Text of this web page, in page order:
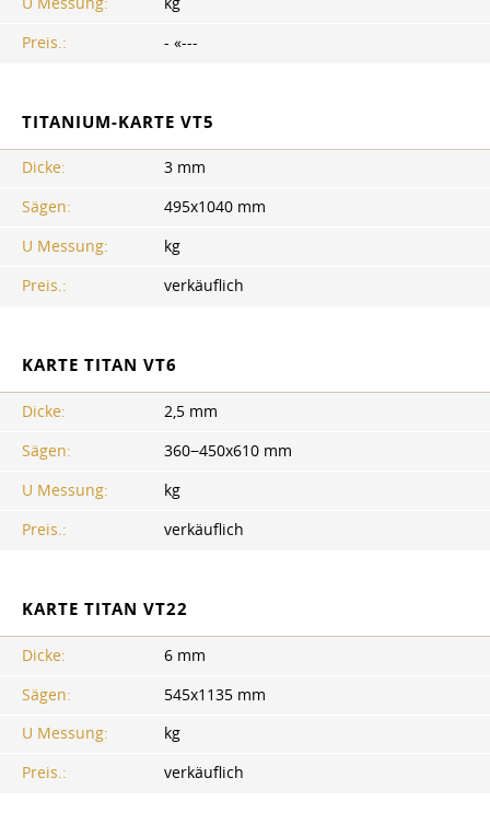
Preis.:
- «---
TITANIUM-KARTE VT5
Dicke:
3 mm
Sägen:
495x1040 mm
U Messung:
kg
Preis.:
verkäuflich
KARTE TITAN VT6
Dicke:
2,5 mm
Sägen:
360−450x610 mm
U Messung:
kg
Preis.:
verkäuflich
KARTE TITAN VT22
Dicke:
6 mm
Sägen:
545x1135 mm
U Messung:
kg
Preis.:
verkäuflich